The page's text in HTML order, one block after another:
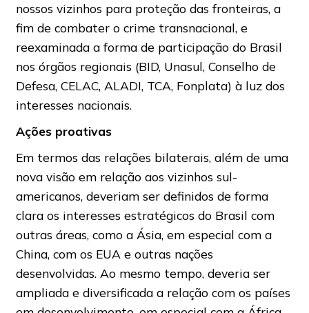
nossos vizinhos para proteção das fronteiras, a
fim de combater o crime transnacional, e
reexaminada a forma de participação do Brasil
nos órgãos regionais (BID, Unasul, Conselho de
Defesa, CELAC, ALADI, TCA, Fonplata) à luz dos
interesses nacionais.
Ações proativas
Em termos das relações bilaterais, além de uma
nova visão em relação aos vizinhos sul-
americanos, deveriam ser definidos de forma
clara os interesses estratégicos do Brasil com
outras áreas, como a Ásia, em especial com a
China, com os EUA e outras nações
desenvolvidas. Ao mesmo tempo, deveria ser
ampliada e diversificada a relação com os países